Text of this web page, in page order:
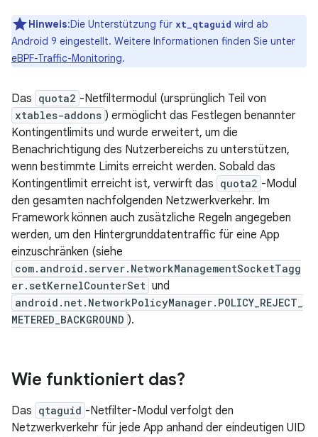
Hinweis:Die Unterstützung für xt_qtaguid wird ab
Android 9 eingestellt. Weitere Informationen finden Sie unter
eBPF-Traffic-Monitoring.
Das quota2 -Netfiltermodul (ursprünglich Teil von
xtables-addons ) ermöglicht das Festlegen benannter
Kontingentlimits und wurde erweitert, um die
Benachrichtigung des Nutzerbereichs zu unterstützen,
wenn bestimmte Limits erreicht werden. Sobald das
Kontingentlimit erreicht ist, verwirft das quota2 -Modul
den gesamten nachfolgenden Netzwerkverkehr. Im
Framework können auch zusätzliche Regeln angegeben
werden, um den Hintergrunddatentraffic für eine App
einzuschränken (siehe
com.android.server.NetworkManagementSocketTagg
er.setKernelCounterSet und
android.net.NetworkPolicyManager.POLICY_REJECT_
METERED_BACKGROUND ).
Wie funktioniert das?
Das qtaguid -Netfilter-Modul verfolgt den
Netzwerkverkehr für jede App anhand der eindeutigen UID